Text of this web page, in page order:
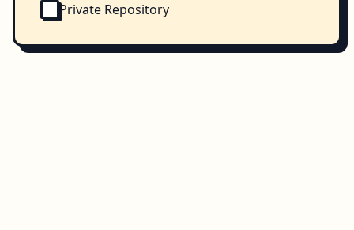
Private Repository